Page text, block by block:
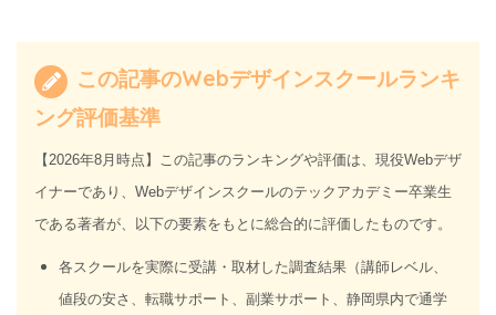
この記事のWebデザインスクールランキ
ング評価基準
【2026年8月時点】この記事のランキングや評価は、現役Webデザ
イナーであり、Webデザインスクールのテックアカデミー卒業生
である著者が、以下の要素をもとに総合的に評価したものです。
各スクールを実際に受講・取材した調査結果（講師レベル、
値段の安さ、転職サポート、副業サポート、静岡県内で通学